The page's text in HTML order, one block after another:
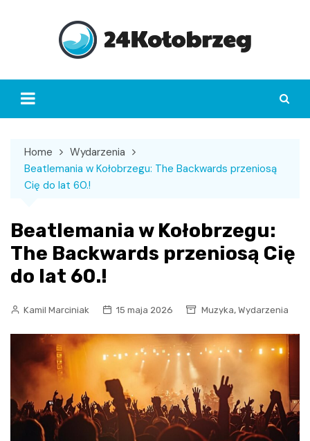
Home
Wydarzenia
Beatlemania w Kołobrzegu: The Backwards przeniosą
Cię do lat 60.!
Beatlemania w Kołobrzegu:
The Backwards przeniosą Cię
do lat 60.!
Kamil Marciniak 15 maja 2026 Muzyka, Wydarzenia